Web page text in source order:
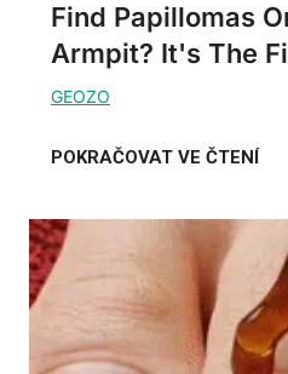
Find Papillomas
Armpit? It's The